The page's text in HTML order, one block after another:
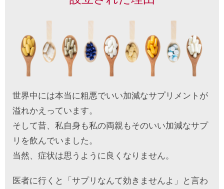
世界中には本当に粗悪でいい加減なサプリメントが
溢れかえっています。
そして昔、私自身も私の両親もそのいい加減なサプ
リを飲んでいました。
当然、症状は思うように良くなりません。
医者に行くと「サプリなんて効きませんよ」と言わ